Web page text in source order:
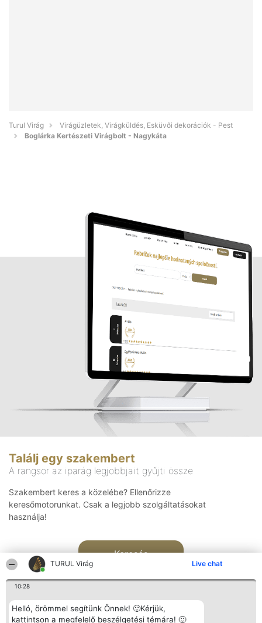
TURUL Virág Live chat
10:28
Helló, örömmel segítünk Önnek! 🙂Kérjük,
kattintson a megfelelő beszélgetési témára! 🙂
Turul Virág
Virágüzletek, Virágküldés, Esküvői dekorációk - Pest
Boglárka Kertészeti Virágbolt - Nagykáta
Találj egy szakembert
A rangsor az iparág legjobbjait gyűjti össze
Szakembert keres a közelébe? Ellenőrizze
keresőmotorunkat. Csak a legjobb szolgáltatásokat
használja!
Keresés